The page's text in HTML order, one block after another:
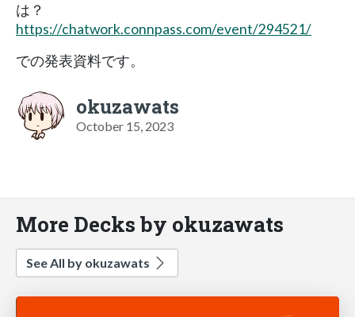
は？
https://chatwork.connpass.com/event/294521/
での発表資料です。
okuzawats
October 15, 2023
More Decks by okuzawats
See All by okuzawats